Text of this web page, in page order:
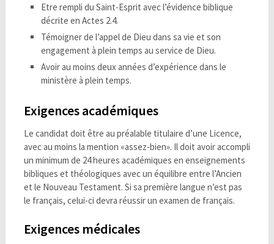
Etre rempli du Saint-Esprit avec l’évidence biblique
décrite en Actes 2.4.
Témoigner de l’appel de Dieu dans sa vie et son
engagement à plein temps au service de Dieu.
Avoir au moins deux années d’expérience dans le
ministère à plein temps.
Exigences académiques
Le candidat doit être au préalable titulaire d’une Licence,
avec au moins la mention «assez-bien». Il doit avoir accompli
un minimum de 24 heures académiques en enseignements
bibliques et théologiques avec un équilibre entre l’Ancien
et le Nouveau Testament. Si sa première langue n’est pas
le français, celui-ci devra réussir un examen de français.
Exigences médicales